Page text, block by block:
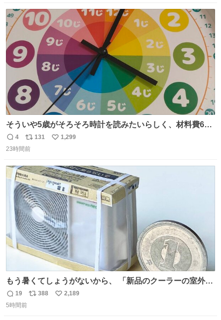
ト
数
数
そういや5歳がそろそろ時計を読みたいらしく、材料費600
円で作れる知育時計作ってみた！ めっちゃ簡単！ ありがと
う先人！
返
信
4
リ
ポ
ト
数
131
い
数
1,299
23時間前
もう暑くてしょうがないから、 「新品のクーラーの室外機
のミニチュア」 でも見ていってよ
返
信
19
リ
388
い
2,189
5時間前